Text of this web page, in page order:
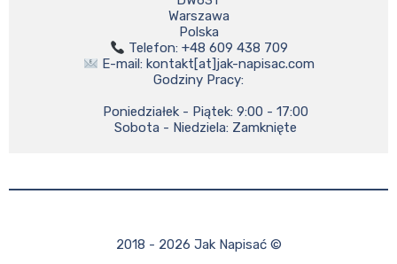
Warszawa
E-mail: kontakt[at]jak-napisac.com
Godziny Pracy:
    Sobota - Niedziela: Zamknięte
2018 - 2026 Jak Napisać ©